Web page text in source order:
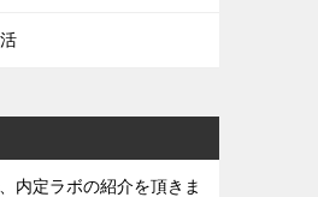
内定ラボの紹介を頂きま